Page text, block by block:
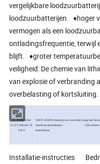
vergelijkbare
loodzuurbatterijen. ♦hoger
vermogen als een
ontladingsfrequentie, terwijl
blijft. ♦groter
veiligheid: De chemie van
van explosie of verbranding
overbelasting of
AL-WM512346
51,2 V 346 AH, 18
KW.H
16S1P LiFePO4-batterij voor wandmontage met
interfaces beschikbaar LCD-scherm
beschikbaar
Installatie-instructies